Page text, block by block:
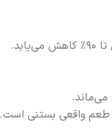
طعم واقعی بستنی است.